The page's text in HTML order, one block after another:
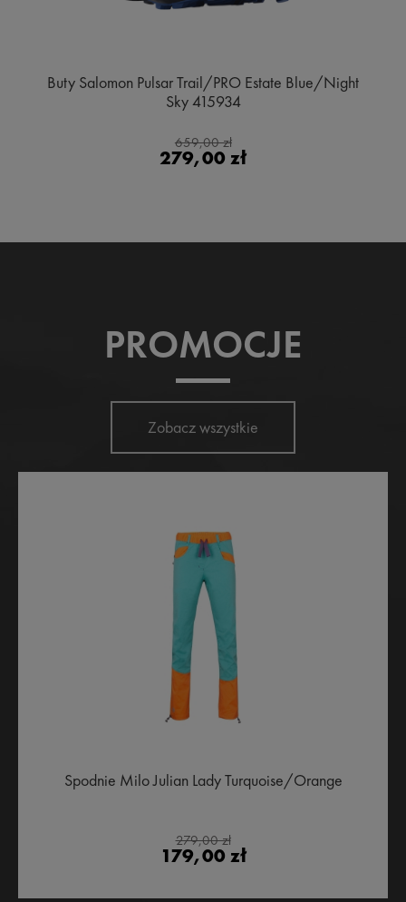
Buty Salomon Pulsar Trail/PRO Estate Blue/Night
Sky 415934
659,00 zł
279,00 zł
PROMOCJE
Zobacz wszystkie
Spodnie Milo Julian Lady Turquoise/Orange
279,00 zł
179,00 zł